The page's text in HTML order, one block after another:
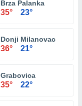
Brza Palanka
35° 23°
Donji Milanovac
36° 21°
Grabovica
35° 22°